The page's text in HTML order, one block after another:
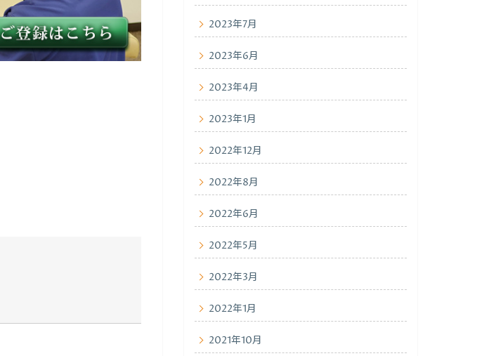
2023年7月
2023年6月
2023年4月
2023年1月
2022年12月
2022年8月
2022年6月
2022年5月
2022年3月
2022年1月
2021年10月